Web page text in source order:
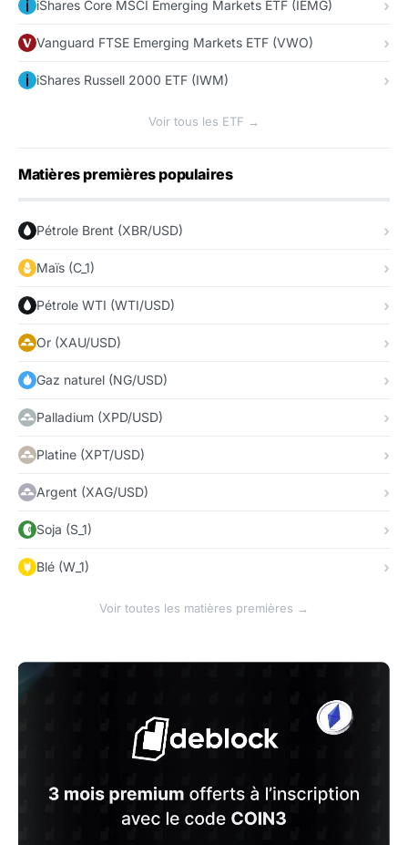
iShares Core MSCI Emerging Markets ETF (IEMG)
Vanguard FTSE Emerging Markets ETF (VWO)
iShares Russell 2000 ETF (IWM)
Voir tous les ETF →
Matières premières populaires
Pétrole Brent (XBR/USD)
Maïs (C_1)
Pétrole WTI (WTI/USD)
Or (XAU/USD)
Gaz naturel (NG/USD)
Palladium (XPD/USD)
Platine (XPT/USD)
Argent (XAG/USD)
Soja (S_1)
Blé (W_1)
Voir toutes les matières premières →